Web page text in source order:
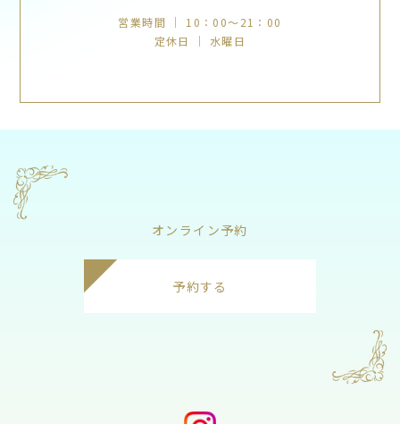
営業時間 ｜ 10：00～21：00
定休日 ｜ 水曜日
オンライン予約
予約する